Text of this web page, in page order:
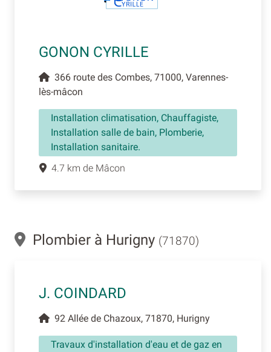
GONON CYRILLE
366 route des Combes, 71000, Varennes-
lès-mâcon
Installation climatisation, Chauffagiste,
Installation salle de bain, Plomberie,
Installation sanitaire.
4.7 km de Mâcon
Plombier à Hurigny (71870)
J. COINDARD
92 Allée de Chazoux, 71870, Hurigny
Travaux d'installation d'eau et de gaz en